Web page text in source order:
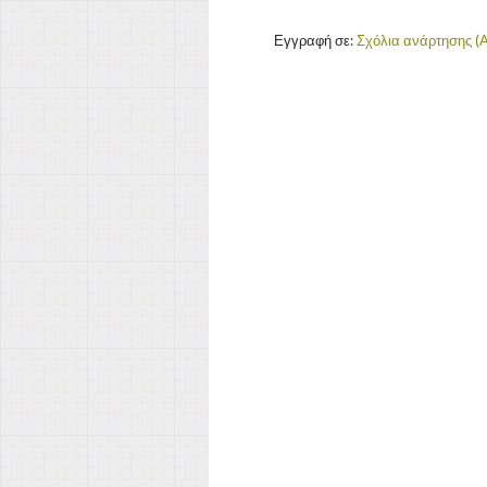
Εγγραφή σε:Σχόλια ανάρτησης